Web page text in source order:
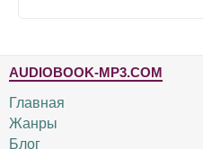
AUDIOBOOK-MP3.COM
Главная
Жанры
Блог